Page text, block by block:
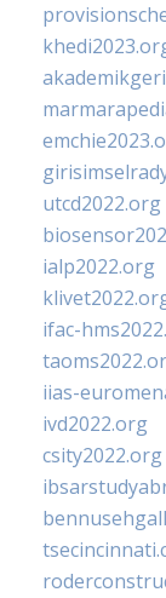
utcd2022.org
ialp2022.org
ifac-
iias-
ivd2022.org
csity2022.org